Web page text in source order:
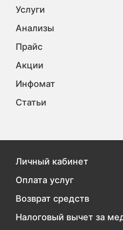
Услуги
Анализы
Прайс
Акции
Инфомат
Статьи
Личный кабинет
Оплата услуг
Возврат средств
Налоговый вычет за